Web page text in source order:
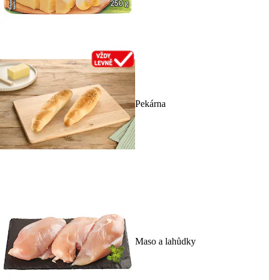
Pekárna
Maso a lahůdky